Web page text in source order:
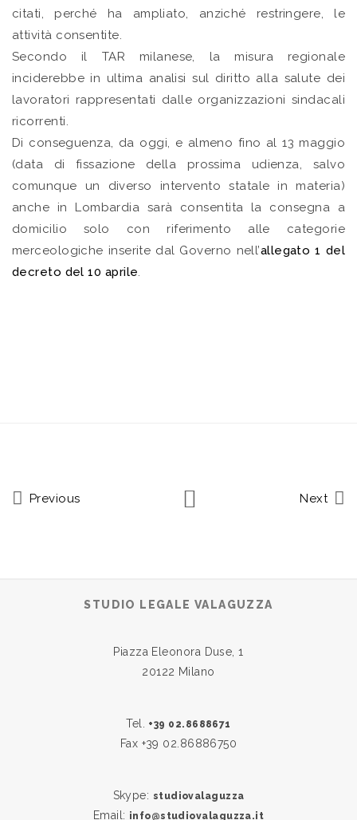
citati, perché ha ampliato, anziché restringere, le
attività consentite.
Secondo il TAR milanese, la misura regionale
inciderebbe in ultima analisi sul diritto alla salute dei
lavoratori rappresentati dalle organizzazioni sindacali
ricorrenti.
Di conseguenza, da oggi, e almeno fino al 13 maggio
(data di fissazione della prossima udienza, salvo
comunque un diverso intervento statale in materia)
anche in Lombardia sarà consentita la consegna a
domicilio solo con riferimento alle categorie
merceologiche inserite dal Governo nell’allegato 1 del
decreto del 10 aprile.
Previous Next
STUDIO LEGALE VALAGUZZA
Piazza Eleonora Duse, 1
20122 Milano
Tel. +39 02.8688671
Fax +39 02.86886750
Skype: studiovalaguzza
Email: info@studiovalaguzza.it